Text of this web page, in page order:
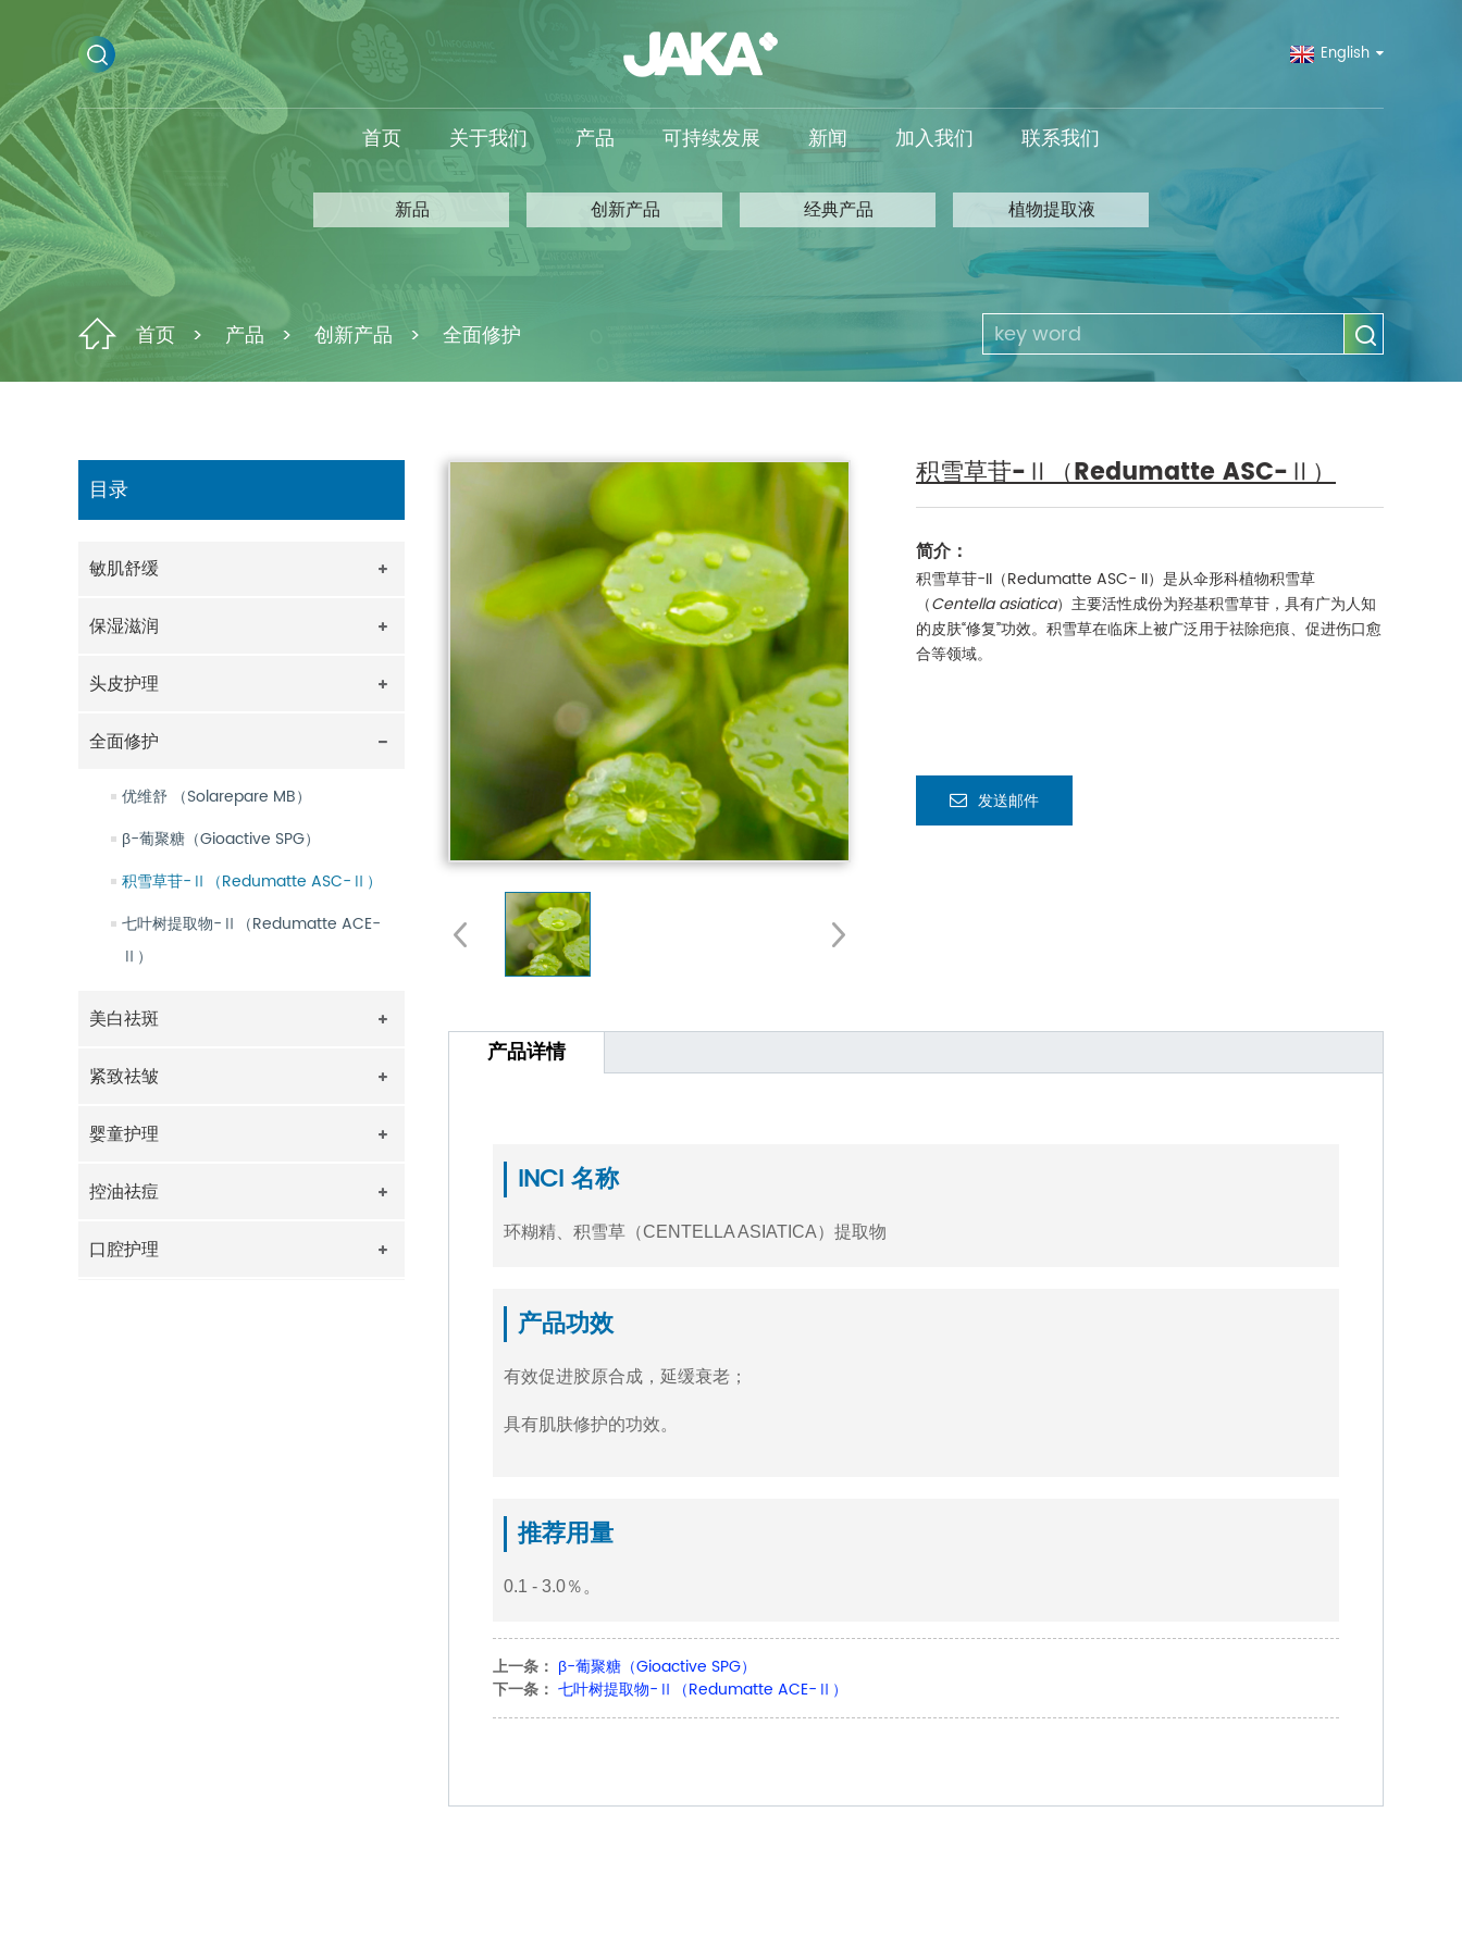
English
首页 关于我们 产品 可持续发展 新闻 加入我们 联系我们
新品 创新产品 经典产品 植物提取液
首页 产品 创新产品 全面修护
目录
敏肌舒缓
保湿滋润
头皮护理
全面修护
优维舒 （Solarepare MB）
β-葡聚糖（Gioactive SPG）
积雪草苷-Ⅱ（Redumatte ASC-Ⅱ）
七叶树提取物-Ⅱ（Redumatte ACE-
Ⅱ）
美白祛斑
紧致祛皱
婴童护理
控油祛痘
口腔护理
积雪草苷-Ⅱ（Redumatte ASC-Ⅱ）
简介：
积雪草苷-II（Redumatte ASC- II）是从伞形科植物积雪草
（Centella asiatica）主要活性成份为羟基积雪草苷，具有广为人知
的皮肤“修复”功效。积雪草在临床上被广泛用于祛除疤痕、促进伤口愈
合等领域。
发送邮件
产品详情
INCI 名称
环糊精、积雪草（CENTELLA ASIATICA）提取物
产品功效
有效促进胶原合成，延缓衰老；
具有肌肤修护的功效。
推荐用量
0.1 - 3.0％。
上一条： β-葡聚糖（Gioactive SPG）
下一条： 七叶树提取物-Ⅱ（Redumatte ACE-Ⅱ）